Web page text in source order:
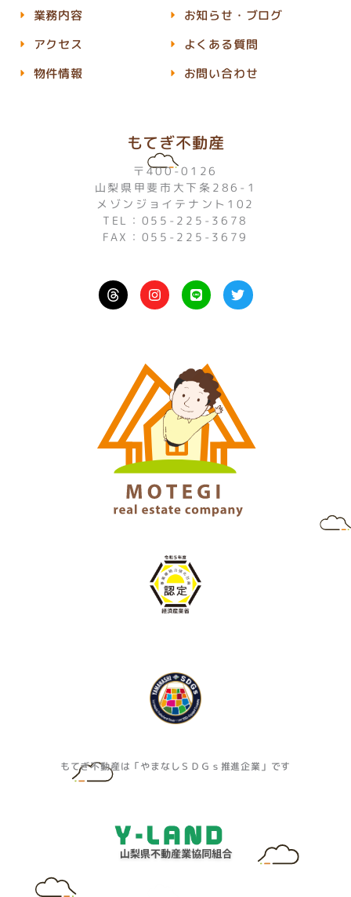
もてぎ不動産
〒400-0126
山梨県甲斐市大下条286-1
メゾンジョイテナント102
TEL：055-225-3678
FAX：055-225-3679
I
n
s
r
a
m
L
i
n
T
w
i
もてぎ不動産は「やまなしＳＤＧｓ推進企業」です
業務内容
アクセス
物件情報
お知らせ・ブログ
よくある質問
お問い合わせ